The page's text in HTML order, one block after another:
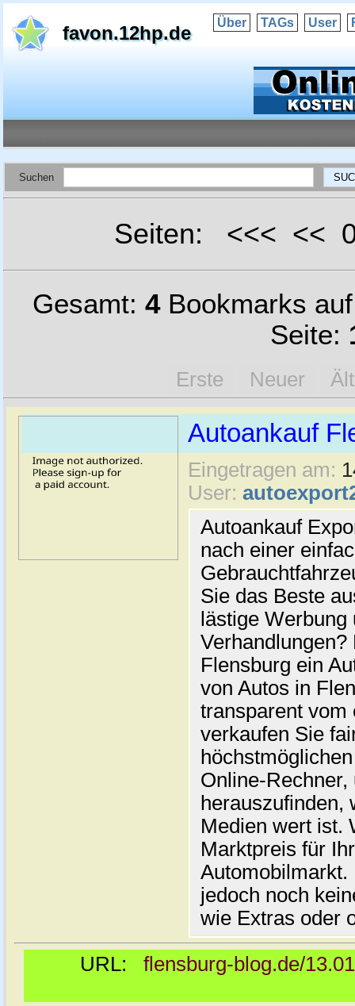
favon.12hp.de Über TAGs User
Suchen
Seiten: <<< <<
Gesamt: 4Bookmarks
Seite:
Erste Neuer
Autoankauf
Eingetragen am:
User:
Autoankauf
nach einer
Sie das Beste
lästige
Flensburg ein
von Autos in
transparent vom
verkaufen Sie
Online-
herauszufinden,
Medien wert ist.
Marktpreis für
jedoch noch
wie Extras oder
URL: flensburg-blog.de/